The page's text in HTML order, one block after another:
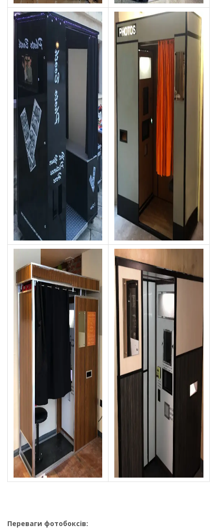
Переваги фотобоксів: